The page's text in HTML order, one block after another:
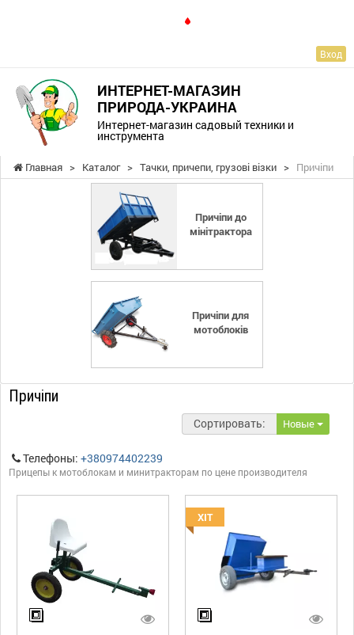
Вход
ИНТЕРНЕТ-МАГАЗИН
ПРИРОДА-УКРАИНА
Интернет-магазин садовый техники и
инструмента
Главная > Каталог > Тачки, причепи, грузові візки > Причіпи
Причіпи до
мінітрактора
Причіпи для
мотоблоків
Причіпи
Сортировать: Новые
Телефоны: +380974402239
Прицепы к мотоблокам и минитракторам по цене производителя
ХІТ